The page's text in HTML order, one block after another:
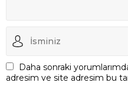
Daha sonraki
adresim ve site adresim bu